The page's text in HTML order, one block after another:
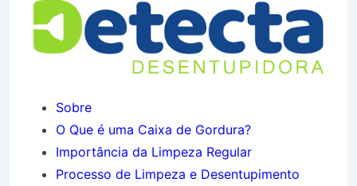
Sobre
O Que é uma Caixa de Gordura?
Importância da Limpeza Regular
Processo de Limpeza e Desentupimento